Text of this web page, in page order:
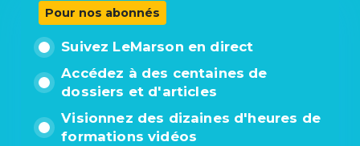
Pour nos abonnés
Suivez LeMarson en direct
Accédez à des centaines de
dossiers et d'articles
Visionnez des dizaines d'heures de
formations vidéos